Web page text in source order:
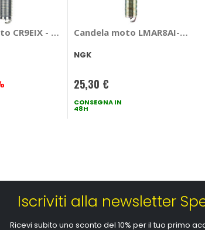
CR9EIX - NGK Candela moto LMAR8AI-8 -
NGK
25,30 €
CONSEGNA IN
48H
Iscriviti alla newsletter
Ricevi subito uno sconto del 10% per il tuo primo